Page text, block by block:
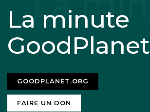
La minute
GoodPlanet
GOODPLANET.ORG
FAIRE UN DON